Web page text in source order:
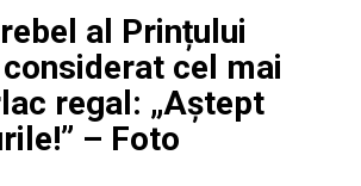
al Prințului
cel mai
regal: „Aștept
– Foto